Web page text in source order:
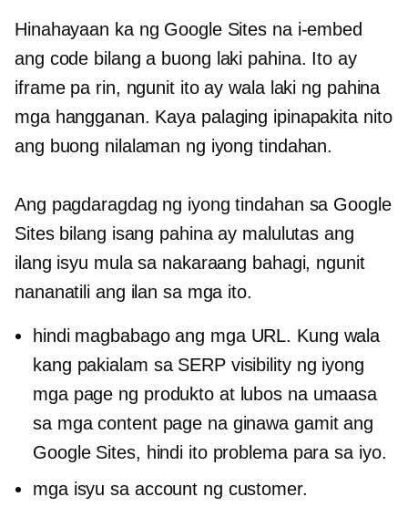
Hinahayaan ka ng Google Sites na i-embed
ang code bilang a buong laki pahina. Ito ay
iframe pa rin, ngunit ito ay wala laki ng pahina
mga hangganan. Kaya palaging ipinapakita nito
ang buong nilalaman ng iyong tindahan.
Ang pagdaragdag ng iyong tindahan sa Google
Sites bilang isang pahina ay malulutas ang
ilang isyu mula sa nakaraang bahagi, ngunit
nananatili ang ilan sa mga ito.
hindi magbabago ang mga URL. Kung wala
kang pakialam sa SERP visibility ng iyong
mga page ng produkto at lubos na umaasa
sa mga content page na ginawa gamit ang
Google Sites, hindi ito problema para sa iyo.
mga isyu sa account ng customer.